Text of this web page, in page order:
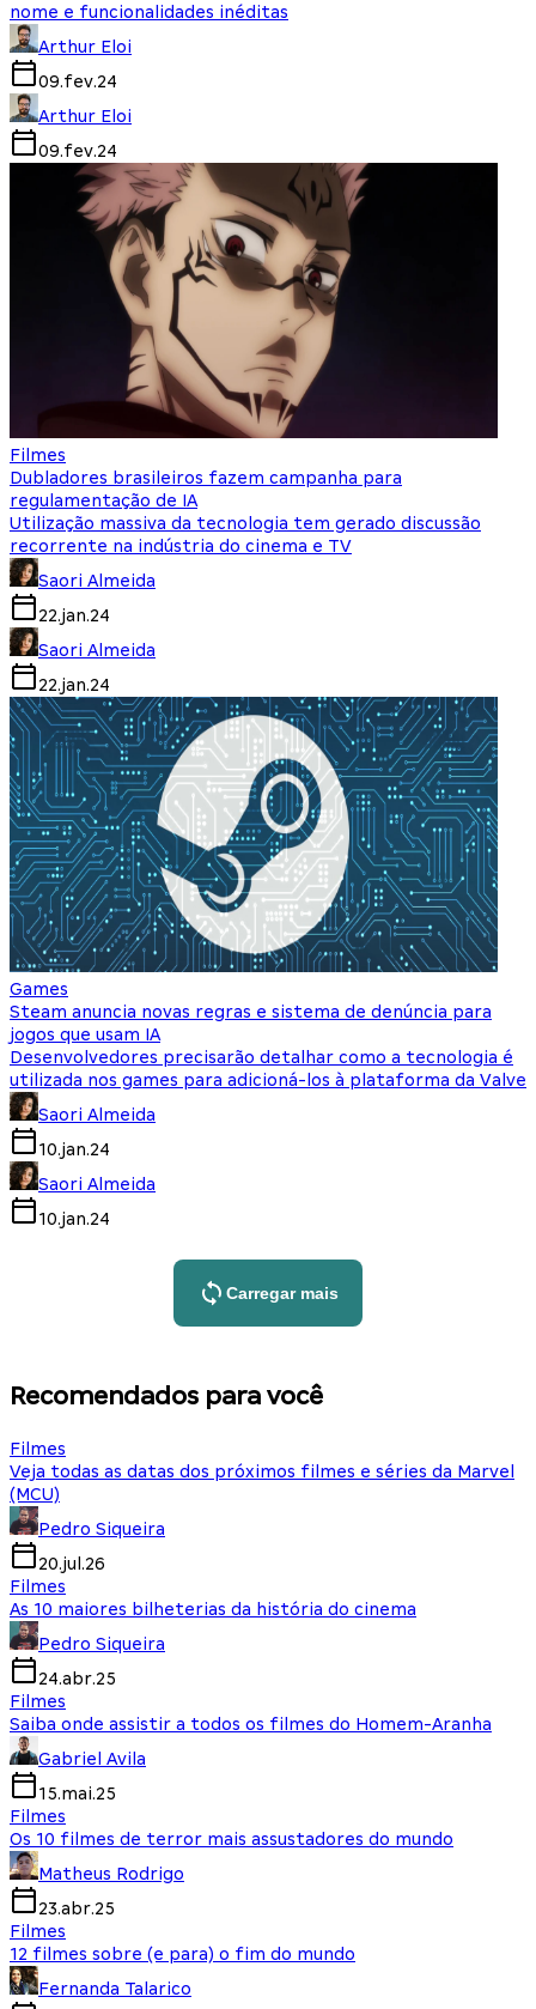
nome e funcionalidades inéditas
Arthur Eloi
09.fev.24
Arthur Eloi
09.fev.24
Filmes
Dubladores brasileiros fazem campanha para
regulamentação de IA
Utilização massiva da tecnologia tem gerado discussão
recorrente na indústria do cinema e TV
Saori Almeida
22.jan.24
Saori Almeida
22.jan.24
Games
Steam anuncia novas regras e sistema de denúncia para
jogos que usam IA
Desenvolvedores precisarão detalhar como a tecnologia é
utilizada nos games para adicioná-los à plataforma da Valve
Saori Almeida
10.jan.24
Saori Almeida
10.jan.24
Carregar mais
Recomendados para você
Filmes
Veja todas as datas dos próximos filmes e séries da Marvel
(MCU)
Pedro Siqueira
20.jul.26
Filmes
As 10 maiores bilheterias da história do cinema
Pedro Siqueira
24.abr.25
Filmes
Saiba onde assistir a todos os filmes do Homem-Aranha
Gabriel Avila
15.mai.25
Filmes
Os 10 filmes de terror mais assustadores do mundo
Matheus Rodrigo
23.abr.25
Filmes
12 filmes sobre (e para) o fim do mundo
Fernanda Talarico